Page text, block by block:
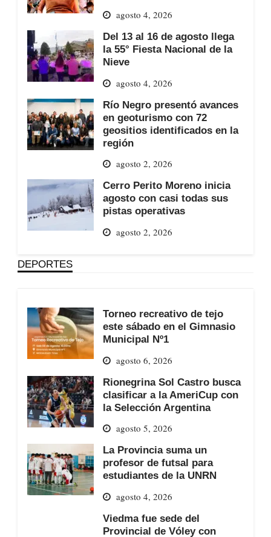
agosto 4, 2026
Del 13 al 16 de agosto llega
la 55° Fiesta Nacional de la
Nieve
agosto 4, 2026
Río Negro presentó avances
en geoturismo con 72
geositios identificados en la
región
agosto 2, 2026
Cerro Perito Moreno inicia
agosto con casi todas sus
pistas operativas
agosto 2, 2026
DEPORTES
Torneo recreativo de tejo
este sábado en el Gimnasio
Municipal Nº1
agosto 6, 2026
Rionegrina Sol Castro busca
clasificar a la AmeriCup con
la Selección Argentina
agosto 5, 2026
La Provincia suma un
profesor de futsal para
estudiantes de la UNRN
agosto 4, 2026
Viedma fue sede del
Provincial de Vóley con